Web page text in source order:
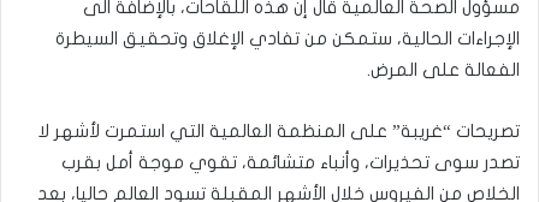
مسؤول الصحة العالمية قال إن هذه اللقاحات، بالإضافة الى
الإجراءات الحالية، ستمكن من تفادي الإغلاق وتحقيق السيطرة
الفعالة على المرض.
تصريحات “غريبة” على المنظمة العالمية التي استمرت لأشهر لا
تصدر سوى تحذيرات، وأنباء متشائمة، تقوي موجة أمل بقرب
الخلاص من الفيروس خلال الأشهر المقبلة تسود العالم حاليا، بعد